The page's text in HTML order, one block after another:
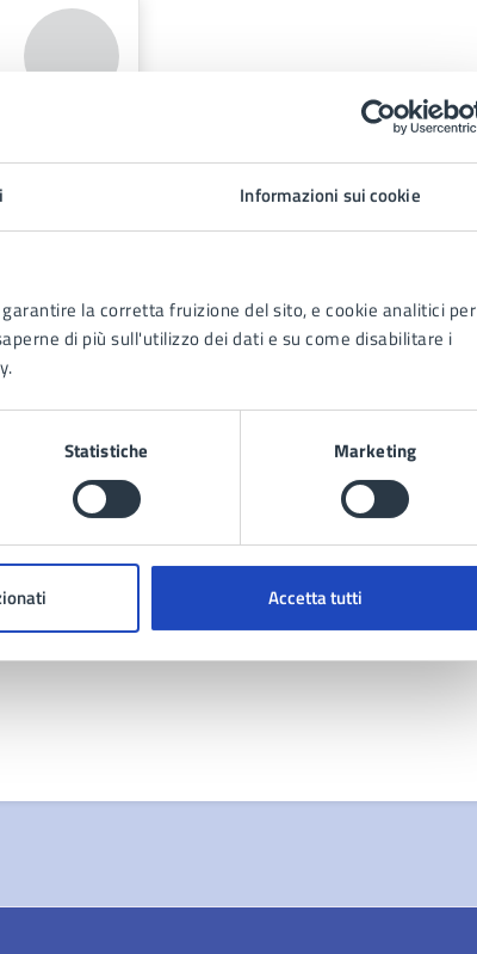
Informazioni sui cookie
la corretta fruizione del sito, e cookie analitici per
di più sull'utilizzo dei dati e su come disabilitare i
Statistiche Marketing
Accetta tutti